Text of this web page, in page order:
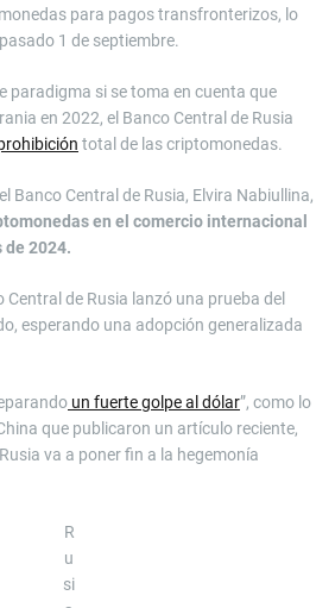
para pagos transfronterizos, lo
1 de septiembre.
paradigma si se toma en cuenta que
en 2022, el Banco Central de Rusia
total de las criptomonedas.
Banco Central de Rusia, Elvira Nabiullina,
en el comercio internacional
de 2024.
de Rusia lanzó una prueba del
esperando una adopción generalizada
un fuerte golpe al dólar”, como lo
que publicaron un artículo reciente,
va a poner fin a la hegemonía
R
u
si